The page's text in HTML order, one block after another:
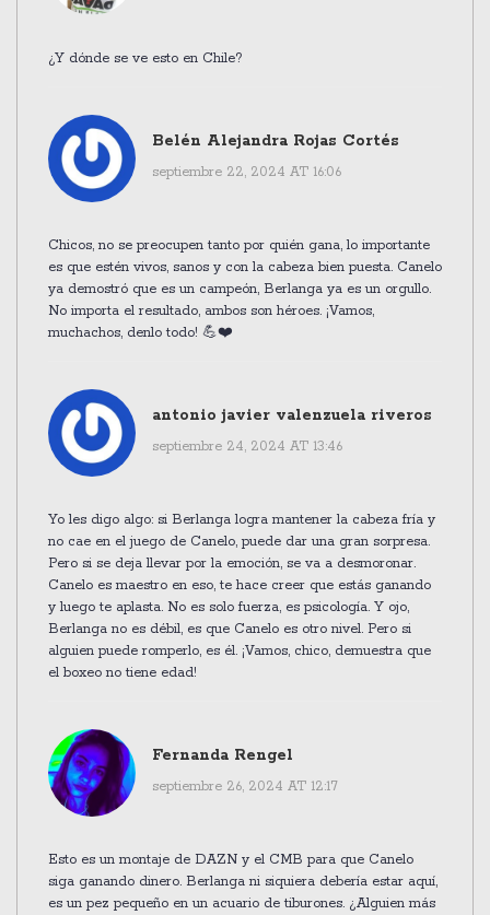
¿Y dónde se ve esto en Chile?
Belén Alejandra Rojas Cortés
septiembre 22, 2024 AT 16:06
Chicos, no se preocupen tanto por quién gana, lo importante
es que estén vivos, sanos y con la cabeza bien puesta. Canelo
ya demostró que es un campeón, Berlanga ya es un orgullo.
No importa el resultado, ambos son héroes. ¡Vamos,
muchachos, denlo todo! 💪❤️
antonio javier valenzuela riveros
septiembre 24, 2024 AT 13:46
Yo les digo algo: si Berlanga logra mantener la cabeza fría y
no cae en el juego de Canelo, puede dar una gran sorpresa.
Pero si se deja llevar por la emoción, se va a desmoronar.
Canelo es maestro en eso, te hace creer que estás ganando
y luego te aplasta. No es solo fuerza, es psicología. Y ojo,
Berlanga no es débil, es que Canelo es otro nivel. Pero si
alguien puede romperlo, es él. ¡Vamos, chico, demuestra que
el boxeo no tiene edad!
Fernanda Rengel
septiembre 26, 2024 AT 12:17
Esto es un montaje de DAZN y el CMB para que Canelo
siga ganando dinero. Berlanga ni siquiera debería estar aquí,
es un pez pequeño en un acuario de tiburones. ¿Alguien más